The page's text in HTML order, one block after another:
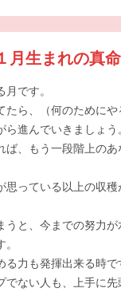
月生まれの真命
です。
たら、（何のために
ら進んでいきましょう
ば、もう一段階上のあ
思っている以上の収穫
うと、今までの努力が
る力も発揮出来る時で
でない人も、上手に先